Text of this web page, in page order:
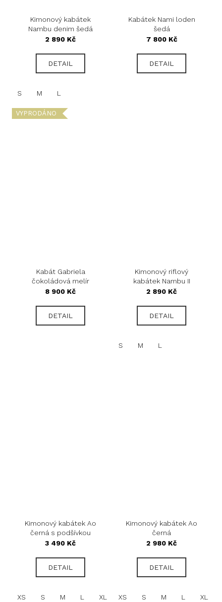
Kimonový kabátek
Nambu denim šedá
2 890 Kč
DETAIL
S M L
Kabátek Nami loden
šedá
7 800 Kč
DETAIL
VYPRODÁNO
Kabát Gabriela
čokoládová melír
8 900 Kč
DETAIL
Kimonový riflový
kabátek Nambu II
2 890 Kč
DETAIL
S M L
Kimonový kabátek Ao
černá s podšívkou
3 490 Kč
DETAIL
XS S M L XL
Kimonový kabátek Ao
černá
2 980 Kč
DETAIL
XS S M L XL